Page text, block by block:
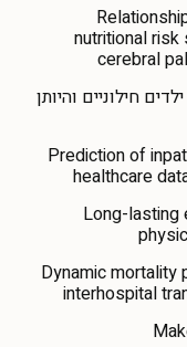
nutritional
cerebral
חילוניים והיותן
Prediction of
healthcare
Long-lasting
Dynamic mortality
interhospital